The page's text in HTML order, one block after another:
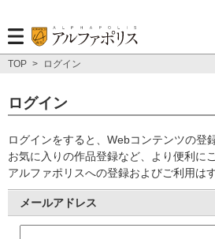
TOP > ログイン
ログイン
ログインをすると、Webコンテンツの登
お気に入りの作品登録など、より便利に
アルファポリスへの登録およびご利用は
メールアドレス